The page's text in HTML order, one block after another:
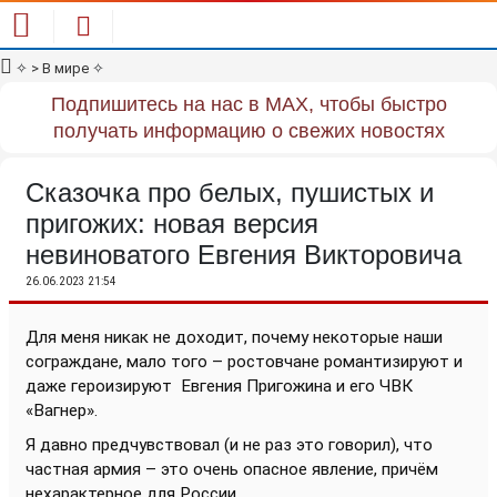
✧ > В мире ✧
Подпишитесь на нас в MAX, чтобы быстро
получать информацию о свежих новостях
Сказочка про белых, пушистых и
пригожих: новая версия
невиноватого Евгения Викторовича
26.06.2023 21:54
Для меня никак не доходит, почему некоторые наши
сограждане, мало того – ростовчане романтизируют и
даже героизируют Евгения Пригожина и его ЧВК
«Вагнер».
Я давно предчувствовал (и не раз это говорил), что
частная армия – это очень опасное явление, причём